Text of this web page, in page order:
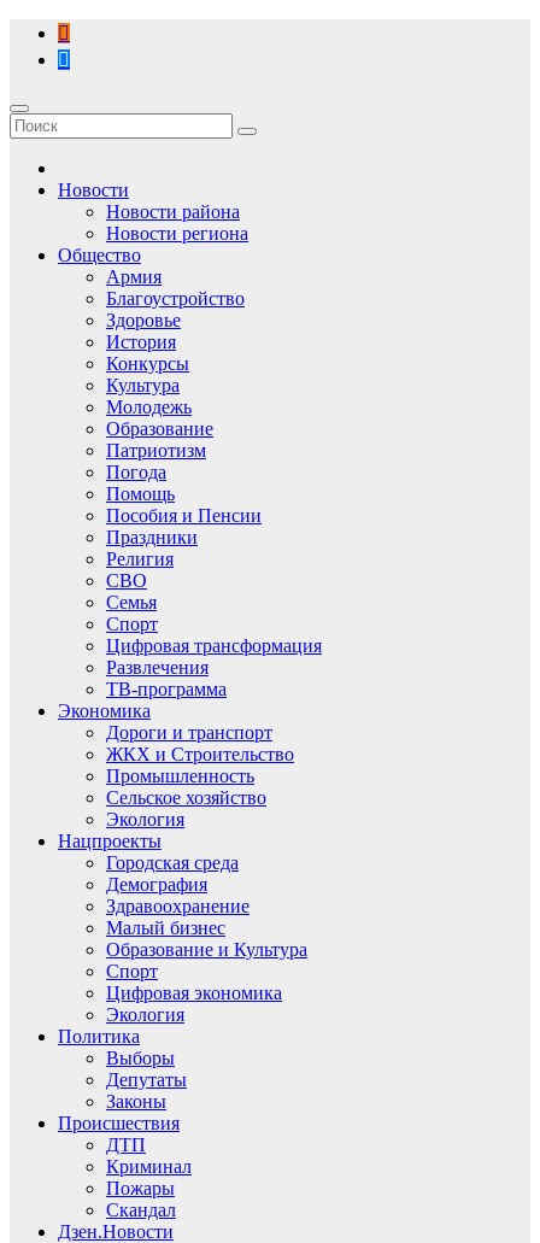
Перейти
содержимому
Новости
Новости района
Новости региона
Общество
Армия
Благоустройство
Здоровье
История
Конкурсы
Культура
Молодежь
Образование
Патриотизм
Погода
Помощь
Пособия и Пенсии
Праздники
Религия
СВО
Семья
Спорт
Цифровая трансформация
Развлечения
ТВ-программа
Экономика
Дороги и транспорт
ЖКХ и Строительство
Промышленность
Сельское хозяйство
Экология
Нацпроекты
Городская среда
Демография
Здравоохранение
Малый бизнес
Образование и Культура
Спорт
Цифровая экономика
Экология
Политика
Выборы
Депутаты
Законы
Происшествия
ДТП
Криминал
Пожары
Скандал
Дзен.Новости